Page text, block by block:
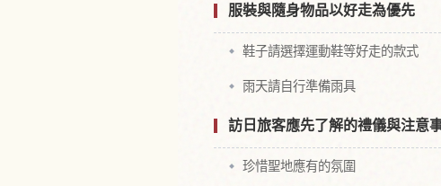
服裝與隨身物品以好走為優先
鞋子請選擇運動鞋等好走的款式
雨天請自行準備雨具
訪日旅客應先了解的禮儀與注意
珍惜聖地應有的氛圍